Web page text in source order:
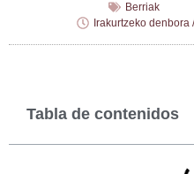
Berriak
Irakurtzeko
Tabla de contenidos